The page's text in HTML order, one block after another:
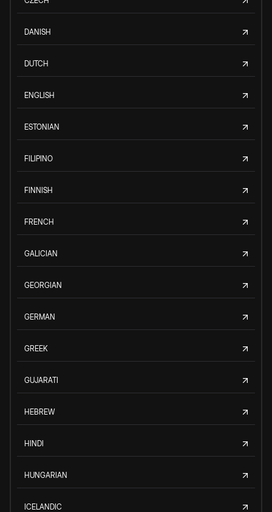
DANISH
DUTCH
ENGLISH
ESTONIAN
FILIPINO
FINNISH
FRENCH
GALICIAN
GEORGIAN
GERMAN
GREEK
GUJARATI
HEBREW
HINDI
HUNGARIAN
ICELANDIC